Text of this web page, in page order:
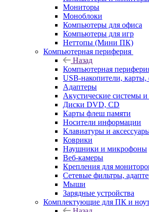
Мониторы
Моноблоки
Компьютеры для офиса
Компьютеры для игр
Неттопы (Мини ПК)
Компьютерная периферия
Назад
Компьютерная
USB-накопители,
Адаптеры
Акустические системы
Диски DVD, CD
Карты флеш памяти
Носители информации
Клавиатуры и
Коврики
Наушники и микрофоны
Веб-камеры
Крепления для
Сетевые фильтры,
Мыши
Зарядные устройства
Комплектующие для ПК и